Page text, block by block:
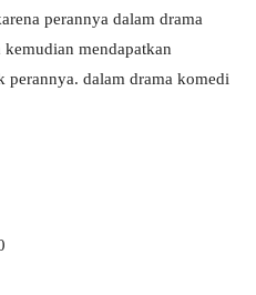
perannya dalam drama
mendapatkan
perannya. dalam drama komedi